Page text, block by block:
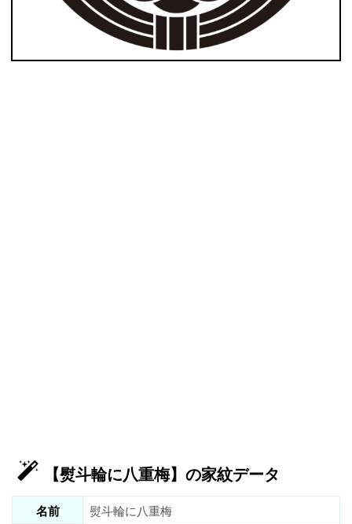
【熨斗輪に八重梅】の家紋データ
名前
熨斗輪に八重梅